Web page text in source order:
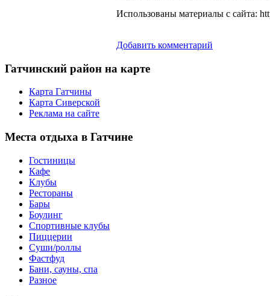
Использованы материалы с сайта:
Добавить комментарий
Гатчинский район на карте
Карта Гатчины
Карта Сиверской
Реклама на сайте
Места отдыха в Гатчине
Гостиницы
Кафе
Клубы
Рестораны
Бары
Боулинг
Спортивные клубы
Пиццерии
Суши/роллы
Фастфуд
Бани, сауны, спа
Разное